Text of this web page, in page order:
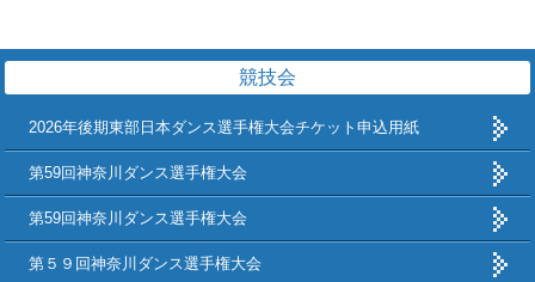
競技会
2026年後期東部日本ダンス選手権大会チケット申込用紙
第59回神奈川ダンス選手権大会
第59回神奈川ダンス選手権大会
第５９回神奈川ダンス選手権大会